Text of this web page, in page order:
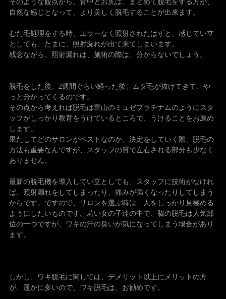
自然な感じとなって、より美しく脱毛することが出来ます。
むだ毛処理をする時、エラーなく照射されたはずと、感じてい立
としても、たまに、照射漏れが出て来てしまいます。
残念ながら、照射漏れは、施術の際は、分からないでしょう。
脱毛をした後、2週間ぐらい経った後、ムダ毛が抜けてきて、や
っと分かってくるのです。
その点から考えれば脱毛は富山のミュゼプラチナムのようにスタ
ッフがしっかり教育をうけているところで、うけることをお薦め
します。
果たしてどのサロンがベストなのか、決定をしていく際、脱毛の
方法も重要なんですが、スタッフの質で左右される部分も少なく
ありません。
最新の脱毛機を導入してい立としても、スタッフに技術がなけれ
ば、照射漏れをしてしまったり、痛みが強くなったりしてしまう
からです。ですので、サロンを選ぶ時は、人をしっかり見極める
ようにしたいものです。若い女の子達の中で、脇の脱毛は人気部
位の一つですが、ワキの汗の臭いが気になってしまう場合があり
ます。
しかし、ワキ脱毛に関しては、デメリット以上にメリットの方
が、遥かに多いので、ワキ脱毛は、お勧めです。